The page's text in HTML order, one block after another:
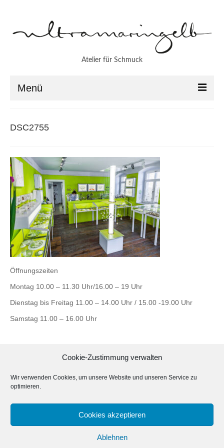
Cookie-Zustimmung verwalten
Wir verwenden Cookies, um unsere Website und unseren Service zu
optimieren.
Cookies akzeptieren
Ablehnen
Atelier für Schmuck
Menü
Werkstatt
Patrice Funke
Imke Jörns
DSC2755
Öffnungszeiten
Montag 10.00 – 11.30 Uhr/16.00 – 19 Uhr
Dienstag bis Freitag 11.00 – 14.00 Uhr / 15.00 -19.00 Uhr
Samstag 11.00 – 16.00 Uhr
Ateliergemeinschaft ultramaringelb
Görlitzer Str. 23 HH
Tel.:+49(0)351-80 25 445
E-Mail: atelier(at)ultramaringelb.de